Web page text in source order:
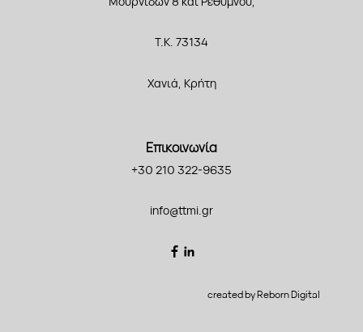
Τ.Κ. 73134
Χανιά, Κρήτη
Επικοινωνία
+30 210 322-9635
info@ttmi.gr
created by Reborn Digital